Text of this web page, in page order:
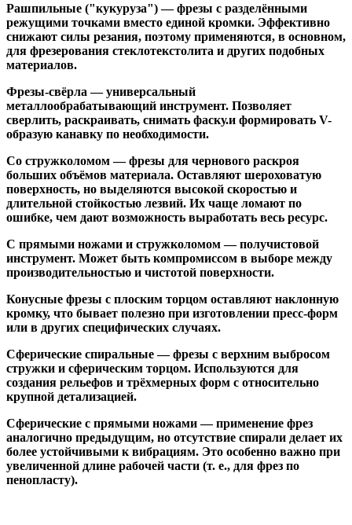
Рашпильные ("кукуруза")— фрезы с разделёнными
режущими точками вместо единой кромки. Эффективно
снижают силы резания, поэтому применяются, в основном,
для фрезерования стеклотекстолита и других подобных
материалов.
Фрезы-свёрла — универсальный
металлообрабатывающий инструмент. Позволяет
сверлить, раскраивать, снимать фаску.и формировать V-
образую канавку по необходимости.
Со стружколомом— фрезы для чернового раскроя
больших объёмов материала. Оставляют шероховатую
поверхность, но выделяются высокой скоростью и
длительной стойкостью лезвий. Их чаще ломают по
ошибке, чем дают возможность выработать весь ресурс.
С прямыми ножами и стружколомом— получистовой
инструмент. Может быть компромиссом в выборе между
производительностью и чистотой поверхности.
Конусные фрезы с плоским торцом оставляют наклонную
кромку, что бывает полезно при изготовлении пресс-форм
или в других специфических случаях.
Сферические спиральные— фрезы с верхним выбросом
стружки и сферическим торцом. Используются для
создания рельефов и трёхмерных форм с относительно
крупной детализацией.
Сферические с прямыми ножами— применение фрез
аналогично предыдущим, но отсутствие спирали делает их
более устойчивыми к вибрациям. Это особенно важно при
увеличенной длине рабочей части (т. е., для фрез по
пенопласту).